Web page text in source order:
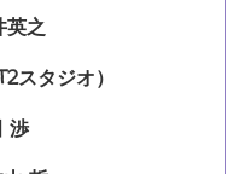
英之
スタジオ）
渉